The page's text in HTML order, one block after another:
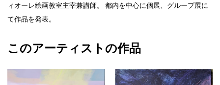
ィオーレ絵画教室主宰兼講師。 都内を中心に個展、グループ展に
て作品を発表。
このアーティストの作品